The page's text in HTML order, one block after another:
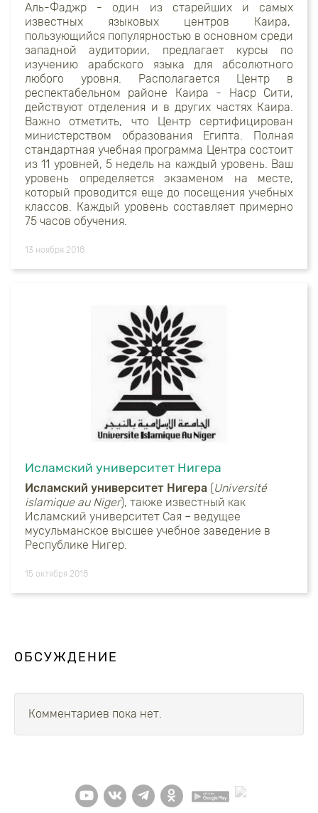
Аль-Фаджр - один из старейших и самых
известных языковых центров Каира,
пользующийся популярностью в основном среди
западной аудитории, предлагает курсы по
изучению арабского языка для абсолютного
любого уровня. Располагается Центр в
респектабельном районе Каира - Наср Сити,
действуют отделения и в других частях Каира.
Важно отметить, что Центр сертифицирован
министерством образования Египта. Полная
стандартная учебная программа Центра состоит
из 11 уровней, 5 недель на каждый уровень. Ваш
уровень определяется экзаменом на месте,
который проводится еще до посещения учебных
классов. Каждый уровень составляет примерно
75 часов обучения.
13 ноября 2018
Исламский университет Нигера
Исламский университет Нигера (Université
islamique au Niger), также известный как
Исламский университет Сая – ведущее
мусульманское высшее учебное заведение в
Республике Нигер.
15 октября 2018
ОБСУЖДЕНИЕ
Комментариев пока нет.